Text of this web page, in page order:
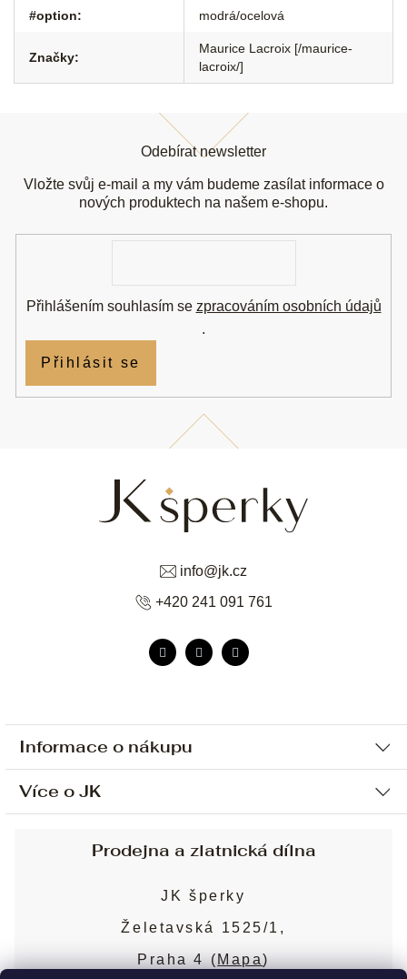
#option: modrá/ocelová
Značky:
Maurice Lacroix [/maurice-
lacroix/]
Informace o nákupu
Ochrana osobních údajů
Sjednání osobní schůzky
Obchodní podmínky
Puncovní značky
Více o JK
Blog
info@jk.cz
+420 241 091 761
Odebírat newsletter
Vložte svůj e-mail a my vám budeme zasílat informace o
nových produktech na našem e-shopu.
Přihlášením souhlasím se zpracováním osobních údajů
.
Přihlásit se
Prodejna a zlatnická dílna
JK šperky
Želetavská 1525/1,
Praha 4 ( Mapa)